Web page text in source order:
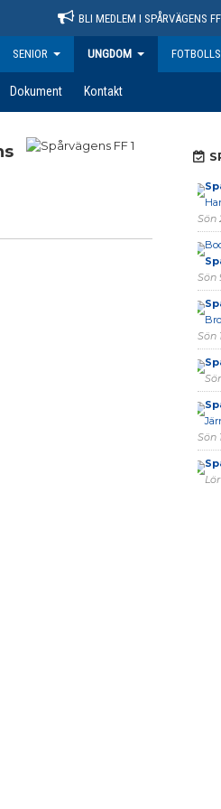
BLI MEDLEM I SPÅRVÄGENS FF
SENIOR UNGDOM
Dokument Kontakt
Sön
Sön
Sön
Sön
Lör